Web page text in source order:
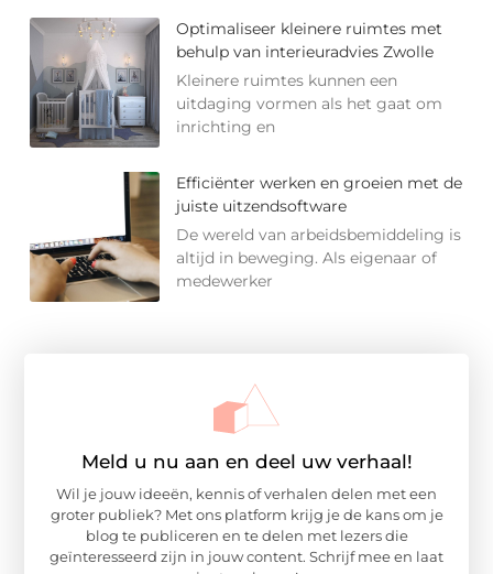
Optimaliseer kleinere ruimtes met
behulp van interieuradvies Zwolle
Kleinere ruimtes kunnen een
uitdaging vormen als het gaat om
inrichting en
Efficiënter werken en groeien met de
juiste uitzendsoftware
De wereld van arbeidsbemiddeling is
altijd in beweging. Als eigenaar of
medewerker
Meld u nu aan en deel uw verhaal!
Wil je jouw ideeën, kennis of verhalen delen met een
groter publiek? Met ons platform krijg je de kans om je
blog te publiceren en te delen met lezers die
geïnteresseerd zijn in jouw content. Schrijf mee en laat